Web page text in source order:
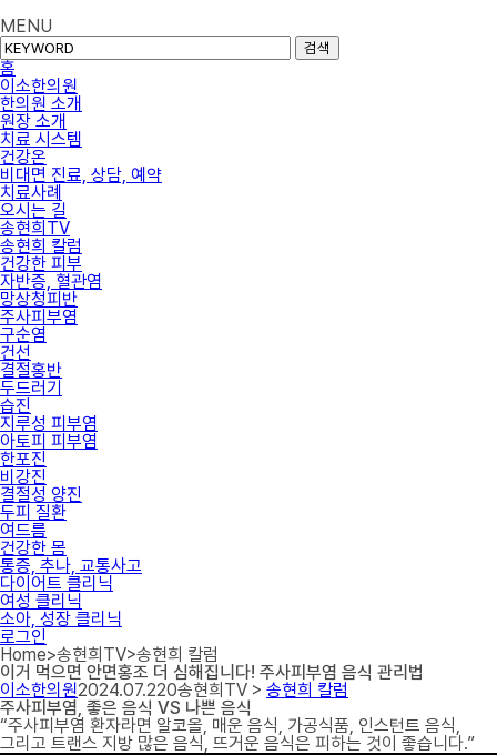
MENU
검색
홈
이소한의원
한의원 소개
원장 소개
치료 시스템
건강온
비대면 진료, 상담, 예약
치료사례
오시는 길
송현희TV
송현희 칼럼
건강한 피부
자반증, 혈관염
망상청피반
주사피부염
구순염
건선
결절홍반
두드러기
습진
지루성 피부염
아토피 피부염
한포진
비강진
결절성 양진
두피 질환
여드름
건강한 몸
통증, 추나, 교통사고
다이어트 클리닉
여성 클리닉
소아, 성장 클리닉
로그인
Home>송현희TV>송현희 칼럼
이거 먹으면 안면홍조 더 심해집니다! 주사피부염 음식 관리법
이소한의원2024.07.220송현희TV > 송현희 칼럼
주사피부염, 좋은 음식 VS 나쁜 음식
“주사피부염 환자라면 알코올, 매운 음식, 가공식품, 인스턴트 음식,
그리고 트랜스 지방 많은 음식, 뜨거운 음식은 피하는 것이 좋습니다.”